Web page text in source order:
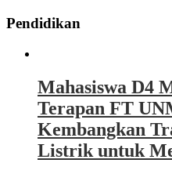
Pendidikan
Mahasiswa D4
Terapan FT
Kembangkan
Listrik untuk